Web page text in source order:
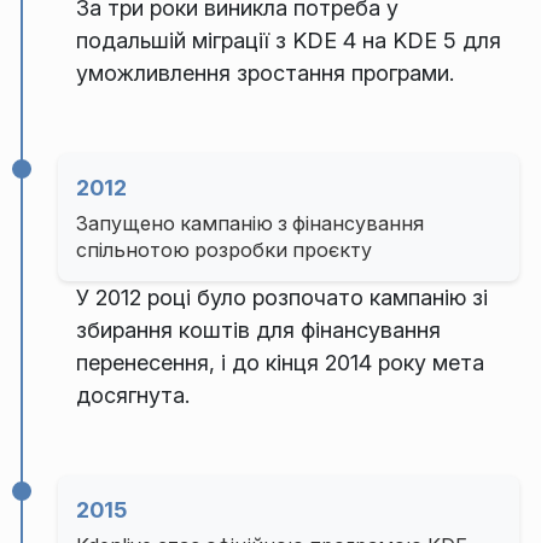
За три роки виникла потреба у
подальшій міграції з KDE 4 на KDE 5 для
уможливлення зростання програми.
2012
Запущено кампанію з фінансування
спільнотою розробки проєкту
У 2012 році було розпочато кампанію зі
збирання коштів для фінансування
перенесення, і до кінця 2014 року мета
досягнута.
2015